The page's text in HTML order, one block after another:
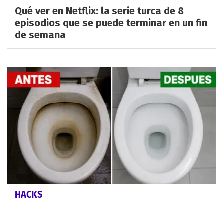
Qué ver en Netflix: la serie turca de 8
episodios que se puede terminar en un fin
de semana
HACKS